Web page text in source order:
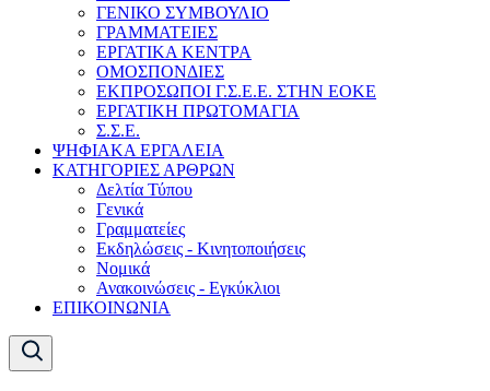
ΓΕΝΙΚΟ ΣΥΜΒΟΥΛΙΟ
ΓΡΑΜΜΑΤΕΙΕΣ
ΕΡΓΑΤΙΚΑ ΚΕΝΤΡΑ
ΟΜΟΣΠΟΝΔΙΕΣ
ΕΚΠΡΟΣΩΠΟΙ Γ.Σ.Ε.Ε. ΣΤΗΝ ΕΟΚΕ
ΕΡΓΑΤΙΚΗ ΠΡΩΤΟΜΑΓΙΑ
Σ.Σ.Ε.
ΨΗΦΙΑΚΑ ΕΡΓΑΛΕΙΑ
ΚΑΤΗΓΟΡΙΕΣ ΑΡΘΡΩΝ
Δελτία Τύπου
Γενικά
Γραμματείες
Εκδηλώσεις - Κινητοποιήσεις
Νομικά
Ανακοινώσεις - Εγκύκλιοι
ΕΠΙΚΟΙΝΩΝΙΑ